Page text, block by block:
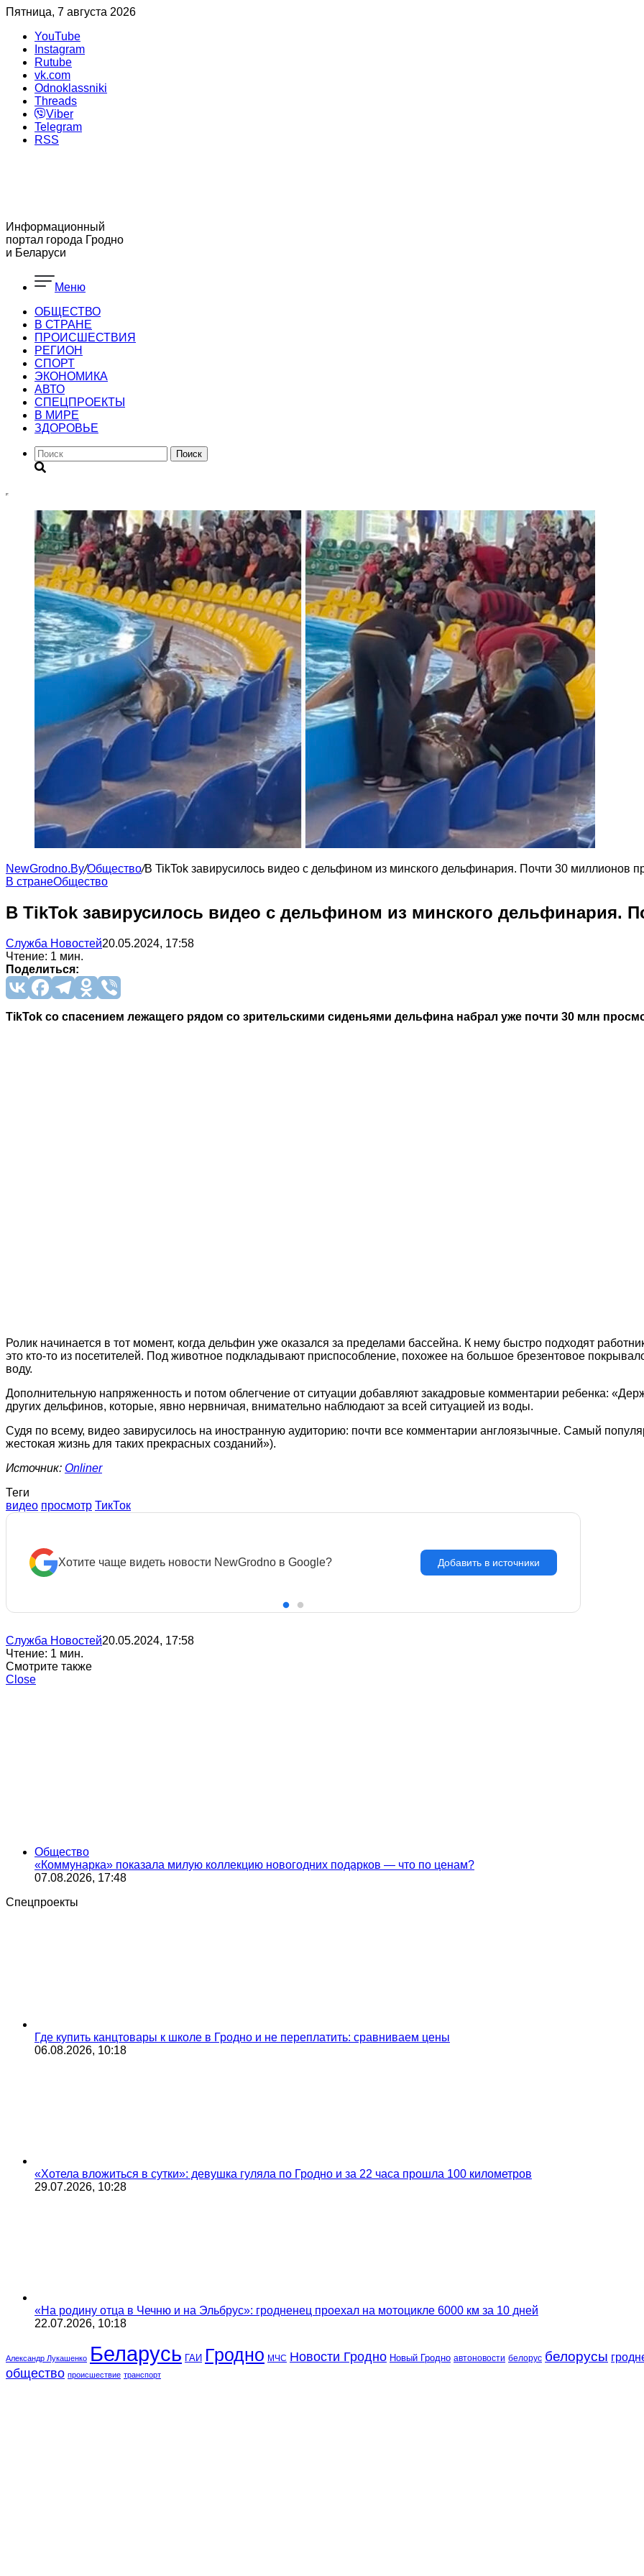
Пятница, 7 августа 2026
YouTube
Instagram
Rutube
vk.com
Odnoklassniki
Threads
Viber
Telegram
RSS
Информационный
портал города Гродно
и Беларуси
Меню
ОБЩЕСТВО
В СТРАНЕ
ПРОИСШЕСТВИЯ
РЕГИОН
CПОРТ
ЭКОНОМИКА
АВТО
СПЕЦПРОЕКТЫ
В МИРЕ
ЗДОРОВЬЕ
Поиск
NewGrodno.By/Общество/В TikTok завирусилось видео с дельфином из минского дельфинария. Почти 30 миллионов
В странеОбщество
В TikTok завирусилось видео с дельфином из минского дельфинария.
Служба Новостей20.05.2024, 17:58
Чтение: 1 мин.
Поделиться:
ТikTok со спасением лежащего рядом со зрительскими сиденьями дельфина набрал уже почти 30 млн
Ролик начинается в тот момент, когда дельфин уже оказался за пределами бассейна. К нему быстро подходят
это кто-то из посетителей. Под животное подкладывают приспособление, похожее на большое брезентовое
воду.
Дополнительную напряженность и потом облегчение от ситуации добавляют закадровые комментарии ребенка:
других дельфинов, которые, явно нервничая, внимательно наблюдают за всей ситуацией из воды.
Судя по всему, видео завирусилось на иностранную аудиторию: почти все комментарии англоязычные. Самый
жестокая жизнь для таких прекрасных созданий»).
Источник: Onliner
Теги
видео просмотр ТикТок
Хотите чаще видеть новости NewGrodno в Google? Добавить в источники
Служба Новостей20.05.2024, 17:58
Чтение: 1 мин.
Смотрите также
Close
Общество
«Коммунарка» показала милую коллекцию новогодних подарков — что по ценам?
07.08.2026, 17:48
Спецпроекты
Где купить канцтовары к школе в Гродно и не переплатить: сравниваем цены
06.08.2026, 10:18
«Хотела вложиться в сутки»: девушка гуляла по Гродно и за 22 часа прошла 100 километров
29.07.2026, 10:28
«На родину отца в Чечню и на Эльбрус»: гродненец проехал на мотоцикле 6000 км за 10 дней
22.07.2026, 10:18
Александр Лукашенко Беларусь ГАИ Гродно МЧС Новости Гродно Новый Гродно автоновости белорус белорусы
общество происшествие транспорт